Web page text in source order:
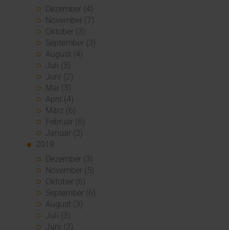
Dezember (4)
November (7)
Oktober (3)
September (3)
August (4)
Juli (3)
Juni (2)
Mai (3)
April (4)
März (6)
Februar (6)
Januar (3)
2019
Dezember (3)
November (5)
Oktober (6)
September (6)
August (3)
Juli (3)
Juni (3)